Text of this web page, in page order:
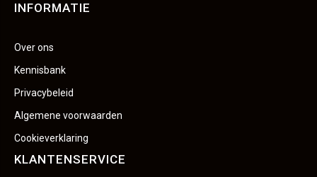
INFORMATIE
Over ons
Kennisbank
Privacybeleid
Algemene voorwaarden
Cookieverklaring
KLANTENSERVICE